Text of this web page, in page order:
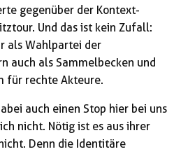
gegenüber der Kontext-
Und das ist kein Zufall:
als Wahlpartei der
auch als Sammelbecken und
für rechte Akteure.
auch einen Stop hier bei uns
nicht. Nötig ist es aus ihrer
Denn die Identitäre